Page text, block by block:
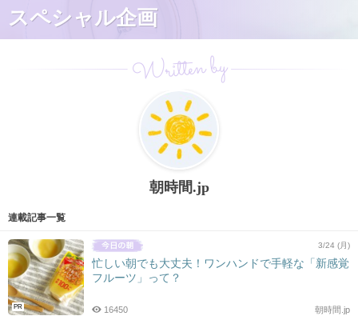
スペシャル企画
Written by
朝時間.jp
連載記事一覧
PR
3/24 (月)
忙しい朝でも大丈夫！ワンハンドで手軽な「新感覚
フルーツ」って？
朝時間.jp
16450